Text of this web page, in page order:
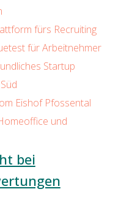
fürs Recruiting
für Arbeitnehmer
Startup
Eishof Pfossental
und
bei